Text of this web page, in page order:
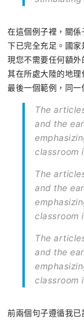
在這個例子裡，關
下已完全充足。國
現您不需要任何額外
其在所處大陸的地
最後一個範例，同一
The
and the
classroom
The
and the
classroom
The
and the
classroom
前兩個句子遵循我